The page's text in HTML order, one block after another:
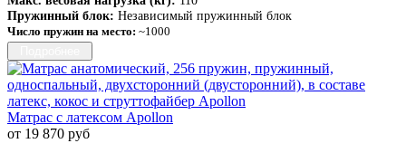
Пружинный блок: Независимый пружинный блок
Число пружин на место: ~1000
Матрас с латексом Apollon
от 19 870 руб